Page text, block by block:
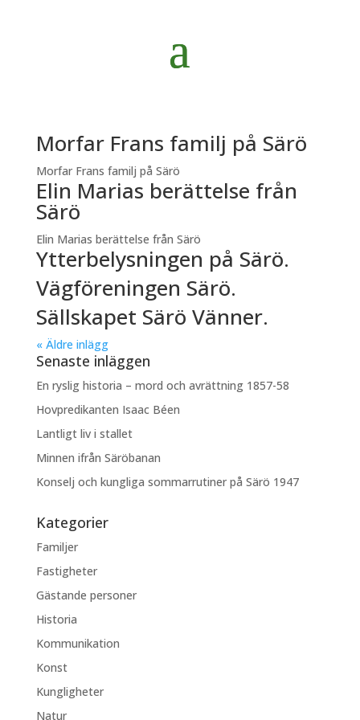
Morfar Frans familj på Särö
Morfar Frans familj på Särö
Elin Marias berättelse från
Särö
Elin Marias berättelse från Särö
Ytterbelysningen på Särö.
Vägföreningen Särö.
Sällskapet Särö Vänner.
« Äldre inlägg
Senaste inläggen
En ryslig historia – mord och avrättning 1857-58
Hovpredikanten Isaac Béen
Lantligt liv i stallet
Minnen ifrån Säröbanan
Konselj och kungliga sommarrutiner på Särö 1947
Kategorier
Familjer
Fastigheter
Gästande personer
Historia
Kommunikation
Konst
Kungligheter
Natur